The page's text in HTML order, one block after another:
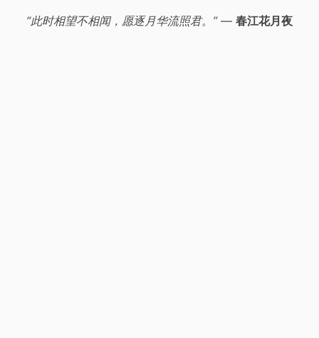
“此时相望不相闻，愿逐月华流照君。”— 春江花月夜